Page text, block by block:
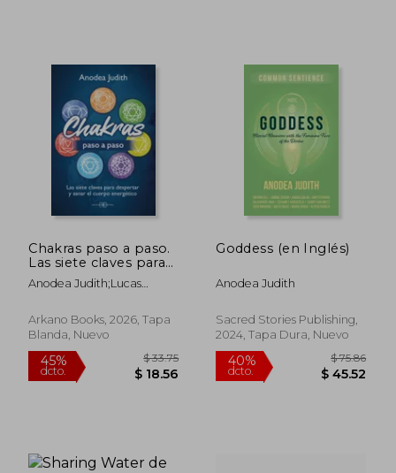
dcto. $ 29.00
Chakras paso a paso.
Las siete claves para
despertar y sanar el
cuerpo energético
Anodea Judith;Lucas
Arkano Books, 2026, Tapa
Blanda, Nuevo
Goddess (en Inglés)
Anodea Judith
Sacred Stories Publishing,
2024, Tapa Dura, Nuevo